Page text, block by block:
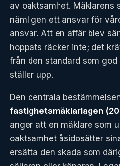
av oaktsamhet. Mäklarens
nämligen ett ansvar för
ansvar. Att en affär blev
hoppats räcker inte; det
från den standard som
ställer upp.
Den centrala
fastighetsmäklarlagen
anger att en mäklare som
oaktsamhet åsidosätter
ersätta den skada som